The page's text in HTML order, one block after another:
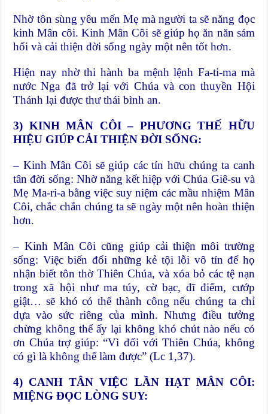
Nhờ tôn sùng yêu mến Mẹ mà người ta sẽ năng đọc
kinh Mân côi. Kinh Mân Côi sẽ giúp họ ăn năn sám
hối và cải thiện đời sống ngày một nên tốt hơn.
Hiện nay nhờ thi hành ba mệnh lệnh Fa-ti-ma mà
nước Nga đã trở lại với Chúa và con thuyền Hội
Thánh lại được thư thái bình an.
3) KINH MÂN CÔI– PHƯƠNG THẾ HỮU
HIỆU GIÚP CẢI THIỆN ĐỜI SỐNG:
– Kinh Mân Côi sẽ giúp các tín hữu chúng ta canh
tân đời sống: Nhờ năng kết hiệp với Chúa Giê-su và
Mẹ Ma-ri-a bằng việc suy niệm các mầu nhiệm Mân
Côi, chắc chắn chúng ta sẽ ngày một nên hoàn thiện
hơn.
– Kinh Mân Côi cũng giúp cải thiện môi trường
sống: Việc biến đổi những kẻ tội lỗi vô tín để họ
nhận biết tôn thờ Thiên Chúa, và xóa bỏ các tệ nạn
trong xã hội như ma túy, cờ bạc, đĩ điếm, cướp
giật… sẽ khó có thể thành công nếu chúng ta chỉ
dựa vào sức riêng của mình. Nhưng điều tưởng
chừng không thể ấy lại không khó chút nào nếu có
ơn Chúa trợ giúp: “Vì đối với Thiên Chúa, không
có gì là không thể làm được” (Lc 1,37).
4) CANH TÂNVIỆC LẦN HẠT MÂN CÔI:
MIỆNG ĐỌC LÒNG SUY: